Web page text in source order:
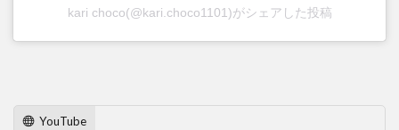
kari choco(@kari.choco1101)がシェアした投稿
YouTube